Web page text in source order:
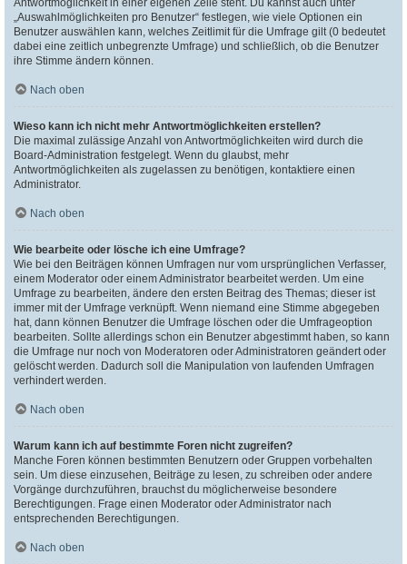
Antwortmöglichkeit in einer eigenen Zeile steht. Du kannst auch unter
„Auswahlmöglichkeiten pro Benutzer“ festlegen, wie viele Optionen ein
Benutzer auswählen kann, welches Zeitlimit für die Umfrage gilt (0 bedeutet
dabei eine zeitlich unbegrenzte Umfrage) und schließlich, ob die Benutzer
ihre Stimme ändern können.
Nach oben
Wieso kann ich nicht mehr Antwortmöglichkeiten erstellen?
Die maximal zulässige Anzahl von Antwortmöglichkeiten wird durch die
Board-Administration festgelegt. Wenn du glaubst, mehr
Antwortmöglichkeiten als zugelassen zu benötigen, kontaktiere einen
Administrator.
Nach oben
Wie bearbeite oder lösche ich eine Umfrage?
Wie bei den Beiträgen können Umfragen nur vom ursprünglichen Verfasser,
einem Moderator oder einem Administrator bearbeitet werden. Um eine
Umfrage zu bearbeiten, ändere den ersten Beitrag des Themas; dieser ist
immer mit der Umfrage verknüpft. Wenn niemand eine Stimme abgegeben
hat, dann können Benutzer die Umfrage löschen oder die Umfrageoption
bearbeiten. Sollte allerdings schon ein Benutzer abgestimmt haben, so kann
die Umfrage nur noch von Moderatoren oder Administratoren geändert oder
gelöscht werden. Dadurch soll die Manipulation von laufenden Umfragen
verhindert werden.
Nach oben
Warum kann ich auf bestimmte Foren nicht zugreifen?
Manche Foren können bestimmten Benutzern oder Gruppen vorbehalten
sein. Um diese einzusehen, Beiträge zu lesen, zu schreiben oder andere
Vorgänge durchzuführen, brauchst du möglicherweise besondere
Berechtigungen. Frage einen Moderator oder Administrator nach
entsprechenden Berechtigungen.
Nach oben